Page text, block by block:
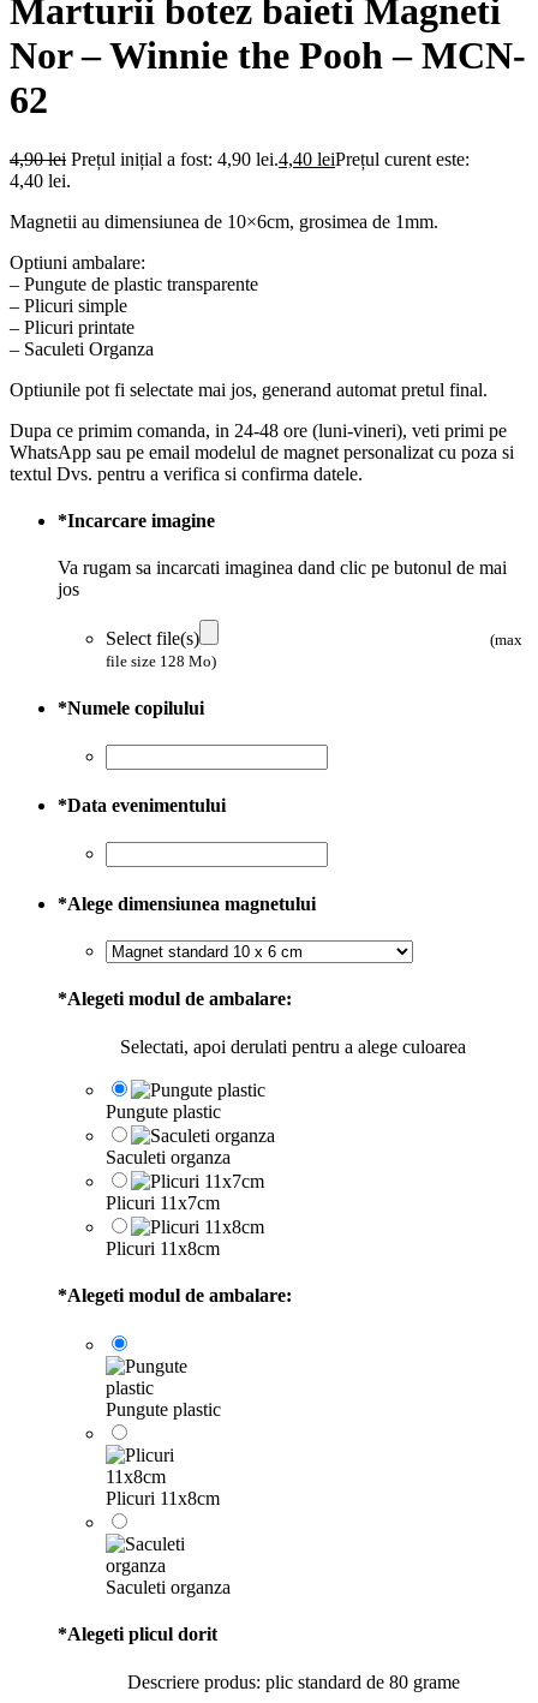
Marturii botez baieti Magneti
Nor – Winnie the Pooh – MCN-
62
4,90lei Prețul inițial a fost: 4,90 lei.4,40 leiPrețul curent este:
4,40 lei.
Magnetii au dimensiunea de 10×6cm, grosimea de 1mm.
Optiuni ambalare:
– Pungute de plastic transparente
– Plicuri simple
– Plicuri printate
– Saculeti Organza
Optiunile pot fi selectate mai jos, generand automat pretul final.
Dupa ce primim comanda, in 24-48 ore (luni-vineri), veti primi pe
WhatsApp sau pe email modelul de magnet personalizat cu poza si
textul Dvs. pentru a verifica si confirma datele.
*Incarcare imagine
Va rugam sa incarcati imaginea dand clic pe butonul de mai
jos
Select file(s)
(max
file size 128 Mo)
*Numele copilului
*Data evenimentului
*Alege dimensiunea magnetului
*Alegeti modul de ambalare:
Selectati, apoi derulati pentru a alege culoarea
Pungute plastic
Saculeti organza
Plicuri 11x7cm
Plicuri 11x8cm
*Alegeti modul de ambalare:
Pungute plastic
Plicuri 11x8cm
Saculeti organza
*Alegeti plicul dorit
Descriere produs: plic standard de 80 grame